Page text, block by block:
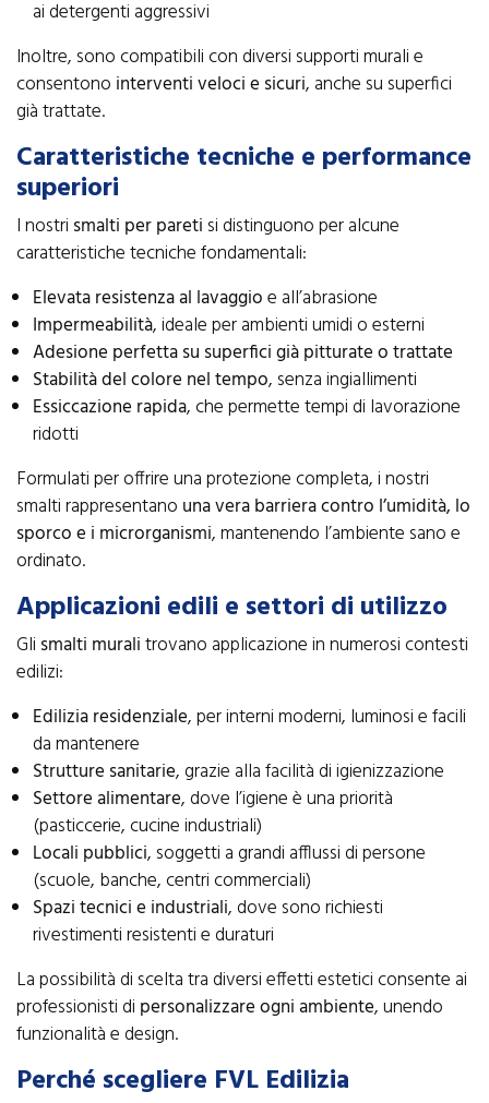
ai detergenti aggressivi
Inoltre, sono compatibili con diversi supporti murali e
consentono interventi veloci e sicuri, anche su superfici
già trattate.
Caratteristiche tecniche e performance
superiori
I nostri smalti per pareti si distinguono per alcune
caratteristiche tecniche fondamentali:
Elevata resistenza al lavaggioe all’abrasione
Impermeabilità, ideale per ambienti umidi o esterni
Adesione perfetta su superfici già pitturate o trattate
Stabilità del colore nel tempo, senza ingiallimenti
Essiccazione rapida, che permette tempi di lavorazione
ridotti
Formulati per offrire una protezione completa, i nostri
smalti rappresentano una vera barriera contro l’umidità, lo
sporco e i microrganismi, mantenendo l’ambiente sano e
ordinato.
Applicazioni edili e settori di utilizzo
Gli smalti muralitrovano applicazione in numerosi contesti
edilizi:
Edilizia residenziale, per interni moderni, luminosi e facili
da mantenere
Strutture sanitarie, grazie alla facilità di igienizzazione
Settore alimentare, dove l’igiene è una priorità
(pasticcerie, cucine industriali)
Locali pubblici, soggetti a grandi afflussi di persone
(scuole, banche, centri commerciali)
Spazi tecnici e industriali, dove sono richiesti
rivestimenti resistenti e duraturi
La possibilità di scelta tra diversi effetti estetici consente ai
professionisti di personalizzare ogni ambiente, unendo
funzionalità e design.
Perché scegliere FVL Edilizia